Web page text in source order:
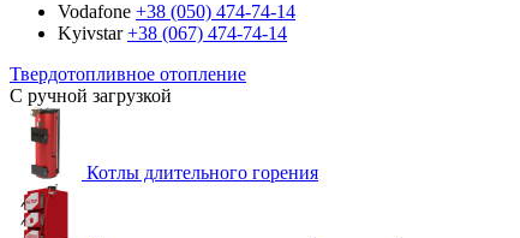
Vodafone +38 (050) 474-74-14
Kyivstar +38 (067) 474-74-14
Твердотопливное отопление
С ручной загрузкой
Котлы длительного горения